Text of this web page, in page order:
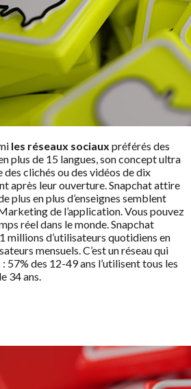
les réseaux sociaux préférés des
plus de 15 langues, son concept ultra
clichés ou des vidéos de dix
après leur ouverture. Snapchat attire
plus en plus d’enseignes semblent
de l’application. Vous pouvez
réel dans le monde. Snapchat
millions d’utilisateurs quotidiens en
mensuels. C’est un réseau qui
57% des 12-49 ans l’utilisent tous les
34 ans.